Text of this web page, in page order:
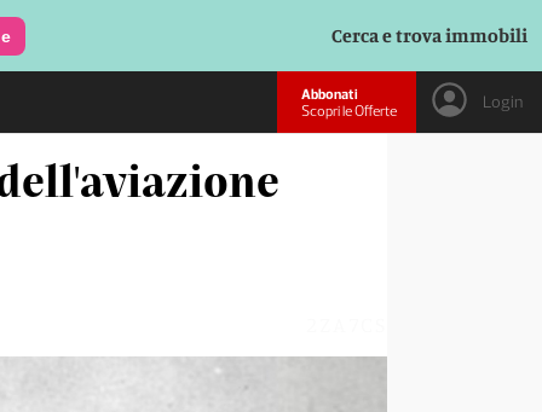
Cerca e trova immobili
Abbonati
Scopri le Offerte
Login